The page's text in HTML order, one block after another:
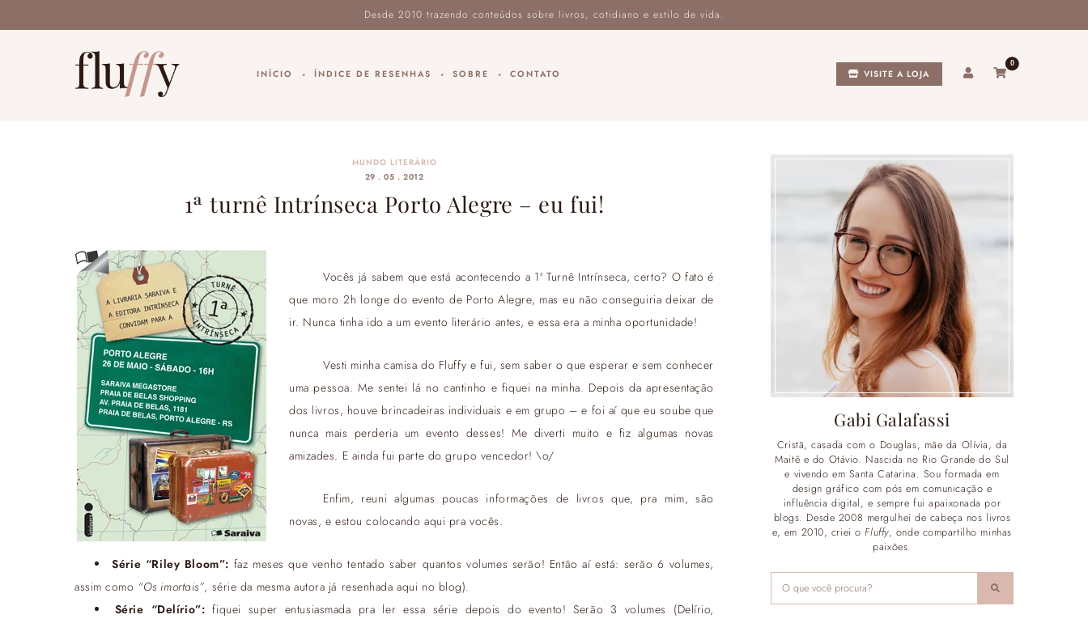
INÍCIO ÍNDICE DE RESENHAS SOBRE CONTATO VISITE A LOJA
0
MUNDO LITERÁRIO
29 . 05 . 2012
1ª turnê Intrínseca Porto Alegre – eu fui!
Vocês já sabem que está acontecendo a 1ª Turnê Intrínseca, certo? O fato é
que moro 2h longe do evento de Porto Alegre, mas eu não conseguiria deixar de
ir. Nunca tinha ido a um evento literário antes, e essa era a minha oportunidade!
Vesti minha camisa do Fluffy e fui, sem saber o que esperar e sem conhecer
uma pessoa. Me sentei lá no cantinho e fiquei na minha. Depois da apresentação
dos livros, houve brincadeiras individuais e em grupo – e foi aí que eu soube que
nunca mais perderia um evento desses! Me diverti muito e fiz algumas novas
amizades. E ainda fui parte do grupo vencedor! \o/
Enfim, reuni algumas poucas informações de livros que, pra mim, são
novas, e estou colocando aqui pra vocês.
Série “Riley Bloom”: faz meses que venho tentado saber quantos volumes serão! Então aí está: serão 6 volumes,
assim como “Os imortais”, série da mesma autora já resenhada aqui no blog).
Série “Delírio”: fiquei super entusiasmada pra ler essa série depois do evento! Serão 3 volumes (Delírio,
Gabi Galafassi
Cristã, casada com o Douglas, mãe da Olívia, da
Maitê e do Otávio. Nascida no Rio Grande do Sul
e vivendo em Santa Catarina. Sou formada em
design gráfico com pós em comunicação e
influência digital, e sempre fui apaixonada por
blogs. Desde 2008 mergulhei de cabeça nos livros
e, em 2010, criei oFluffy, onde compartilho minhas
paixões.